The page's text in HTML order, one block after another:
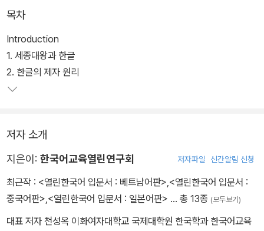
단원의 학습 내용에 대해 스스로 점검해 보는 항목과 새 단원 학습 전
복습 문제를 제공하고 있다. 또한 본문 말미에 수록된 [부록]에서는
한글 자모를 익힌 후 본격적인 한국어 학습에 앞서 여러 가지 활동을
통해 주제별 어휘를 접할 수 있도록 구성되어 있다.
목차
Introduction
1. 세종대왕과 한글
2. 한글의 제자 원리
저자 소개
지은이: 한국어교육열린연구회 저자파일 신간알림 신청
최근작 : <열린한국어 입문서 : 베트남어판>,<열린한국어 입문서 :
중국어판>,<열린한국어 입문서 : 일본어판> … 총 13종 (모두보기)
대표 저자 천성옥 이화여자대학교 국제대학원 한국학과 한국어교육